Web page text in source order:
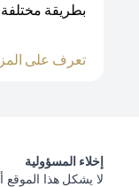
بطريقة
تعرف على
إخلاء المسؤولية
لا يشكل هذا